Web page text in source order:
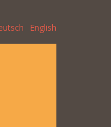
English